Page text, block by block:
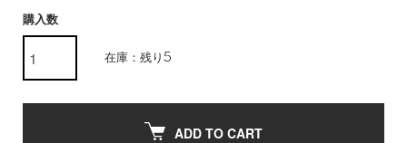
購入数
在庫：残り5
ADD TO CART